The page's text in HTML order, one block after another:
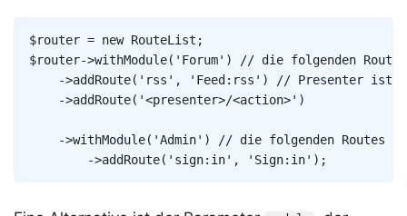
$router = new RouteList ;
$router->withModule( 'Forum' )
// die folgenden
->addRoute( 'rss' , 'Feed:rss' )
// Presenter ist
->addRoute( '<presenter>/<action>' )
->withModule( 'Admin' )
// die folgenden Routes
->addRoute( 'sign:in' , 'Sign:in' ) ;